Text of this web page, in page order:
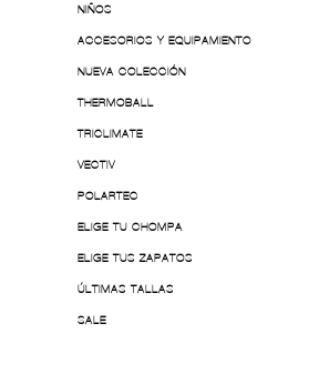
NIÑOS
ACCESORIOS Y EQUIPAMIENTO
NUEVA COLECCIÓN
THERMOBALL
TRICLIMATE
VECTIV
POLARTEC
ELIGE TU CHOMPA
ELIGE TUS ZAPATOS
ÚLTIMAS TALLAS
SALE